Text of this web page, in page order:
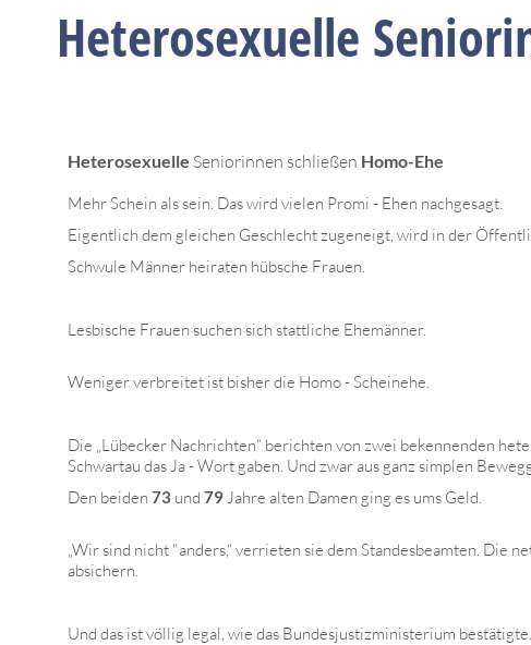
Heterosexuelle
Heterosexuelle Seniorinnen schließen Homo-Ehe
Mehr Schein als sein. Das wird vielen Promi - Ehen nachgesagt.
Eigentlich dem gleichen Geschlecht zugeneigt, wird in der
Schwule Männer heiraten hübsche Frauen.
Lesbische Frauen suchen sich stattliche Ehemänner.
Weniger verbreitet ist bisher die Homo - Scheinehe.
Die „Lübecker Nachrichten“ berichten von zwei bekennenden
Schwartau das Ja - Wort gaben. Und zwar aus ganz simplen
Den beiden 73 und 79Jahre alten Damen ging es ums Geld.
„Wir sind nicht "anders,“ verrieten sie dem Standesbeamten. Die
absichern.
Und das ist völlig legal, wie das Bundesjustizministerium bestätigte.